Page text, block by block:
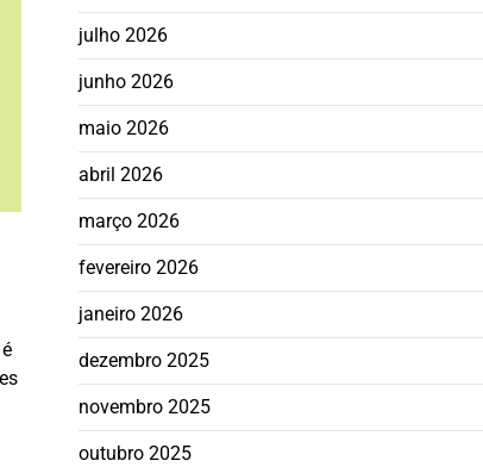
julho 2026
junho 2026
maio 2026
abril 2026
março 2026
fevereiro 2026
janeiro 2026
dezembro 2025
novembro 2025
outubro 2025